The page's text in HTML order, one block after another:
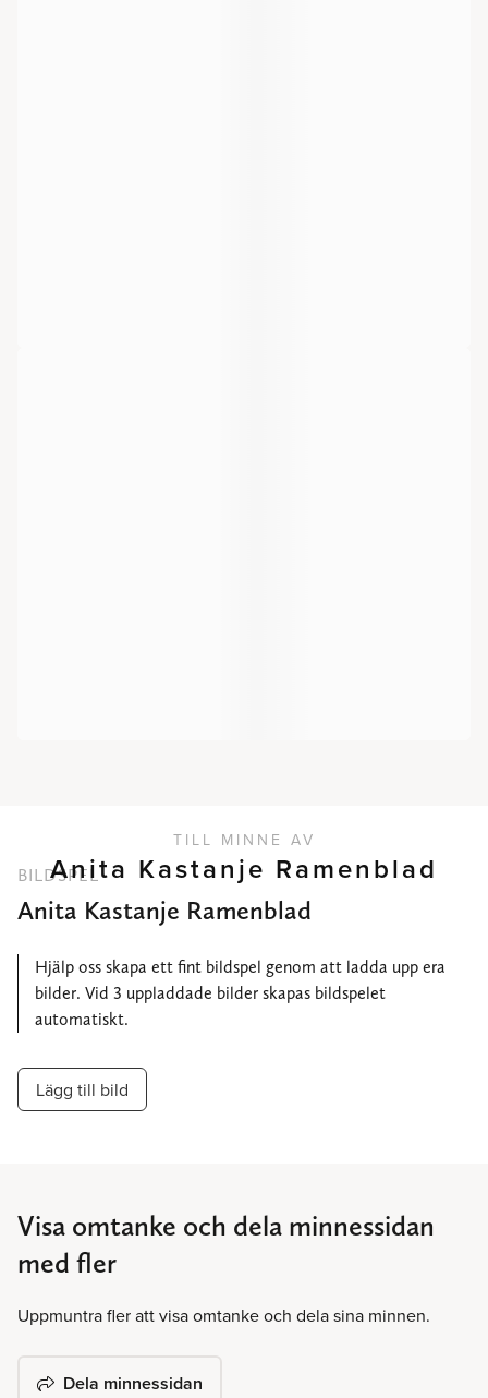
TILL MINNE AV
Anita Kastanje Ramenblad
BILDSPEL
Anita Kastanje Ramenblad
Hjälp oss skapa ett fint bildspel genom att ladda upp era
bilder. Vid 3 uppladdade bilder skapas bildspelet
automatiskt.
Lägg till bild
Visa omtanke och dela minnessidan
med fler
Uppmuntra fler att visa omtanke och dela sina minnen.
Dela minnessidan